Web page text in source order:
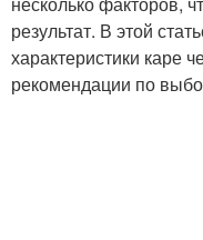
результат. В этой
характеристики каре
рекомендации по